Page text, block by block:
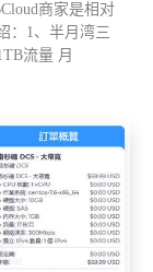
商家是相对
：1、半月湾三
流量 月